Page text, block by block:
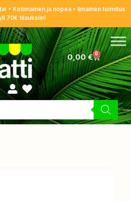
• Kotimainen ja nopea • Ilmainen toimitus
70€ tilauksiin!
0,00€ 0